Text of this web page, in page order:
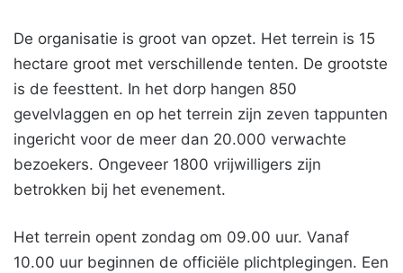
De organisatie is groot van opzet. Het terrein is 15
hectare groot met verschillende tenten. De grootste
is de feesttent. In het dorp hangen 850
gevelvlaggen en op het terrein zijn zeven tappunten
ingericht voor de meer dan 20.000 verwachte
bezoekers. Ongeveer 1800 vrijwilligers zijn
betrokken bij het evenement.
Het terrein opent zondag om 09.00 uur. Vanaf
10.00 uur beginnen de officiële plichtplegingen. Een